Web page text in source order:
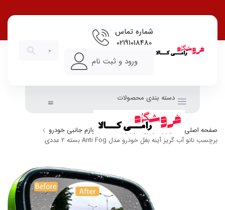
شماره تماس
02191018480
ورود و ثبت نام
دسته بندی محصولات
صفحه اصلی لوازم خودرو، ابزار و امنیت
لوازم جانبی خودرو
برچسب نانو آب گریز آینه بغل خودرو مدل Anti Fog بسته 2 عددی